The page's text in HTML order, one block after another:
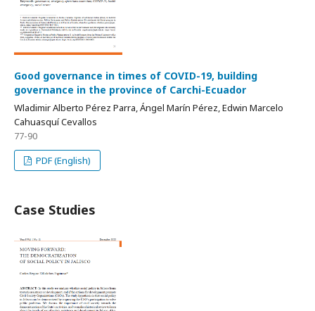
Good governance in times of COVID-19, building
governance in the province of Carchi-Ecuador
Wladimir Alberto Pérez Parra, Ángel Marín Pérez, Edwin Marcelo
Cahuasquí Cevallos
77-90
PDF (English)
Case Studies